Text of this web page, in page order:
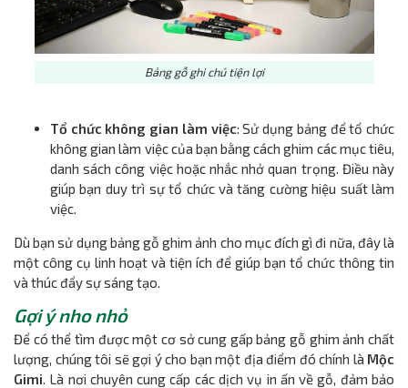
Bảng gỗ ghi chú tiện lợi
Tổ chức không gian làm việc: Sử dụng bảng để tổ chức
không gian làm việc của bạn bằng cách ghim các mục tiêu,
danh sách công việc hoặc nhắc nhở quan trọng. Điều này
giúp bạn duy trì sự tổ chức và tăng cường hiệu suất làm
việc.
Dù bạn sử dụng bảng gỗ ghim ảnh cho mục đích gì đi nữa, đây là
một công cụ linh hoạt và tiện ích để giúp bạn tổ chức thông tin
và thúc đẩy sự sáng tạo.
Gợi ý nho nhỏ
Để có thể tìm được một cơ sở cung gấp bảng gỗ ghim ảnh chất
lượng, chúng tôi sẽ gợi ý cho bạn một địa điểm đó chính là Mộc
Gimi. Là nơi chuyên cung cấp các dịch vụ in ấn về gỗ, đảm bảo